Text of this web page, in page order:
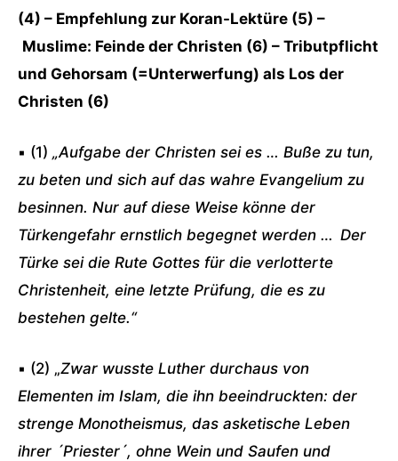
(4) – Empfehlung zur Koran-Lektüre (5) –
Muslime: Feinde der Christen (6) – Tributpflicht
und Gehorsam (=Unterwerfung) als Los der
Christen (6)
▪ (1) „Aufgabe der Christen sei es … Buße zu tun,
zu beten und sich auf das wahre Evangelium zu
besinnen. Nur auf diese Weise könne der
Türkengefahr ernstlich begegnet werden … Der
Türke sei die Rute Gottes für die verlotterte
Christenheit, eine letzte Prüfung, die es zu
bestehen gelte.“
▪ (2) „Zwar wusste Luther durchaus von
Elementen im Islam, die ihn beeindruckten: der
strenge Monotheismus, das asketische Leben
ihrer ´Priester´, ohne Wein und Saufen und